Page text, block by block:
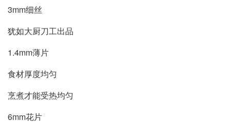
3mm细丝
犹如大厨刀工出品
1.4mm薄片
食材厚度均匀
烹煮才能受热均匀
6mm花片